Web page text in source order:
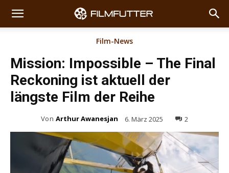
Film-News
Mission: Impossible – The Final
Reckoning ist aktuell der
längste Film der Reihe
Von Arthur Awanesjan 6. März 2025 2